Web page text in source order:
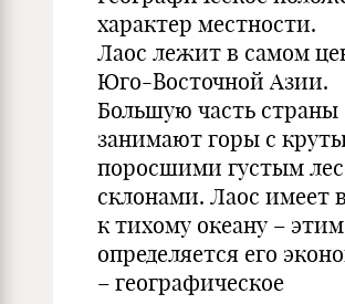
характер местности.
Лаос лежит в самом
Юго-Восточной Азии.
Большую часть страны
занимают горы с
поросшими густым
склонами. Лаос имеет
к тихому океану – этим
определяется его
– географическое